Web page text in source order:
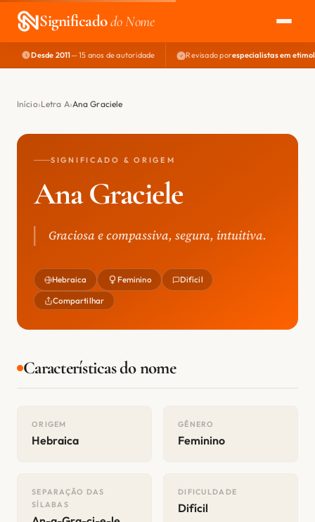
Significadodo Nome
EXPLORAR
NOME PERFEITO
Desde 2011— 15 anos de autoridade Revisado porespecialistas em
Início Letra A Ana Graciele
SIGNIFICADO & ORIGEM
Ana Graciele
Graciosa e compassiva, segura, intuitiva.
Hebraica Feminino Difícil
Compartilhar
Características do nome
ORIGEM
Hebraica
GÊNERO
Feminino
SEPARAÇÃO DAS
SÍLABAS
DIFICULDADE
Difícil